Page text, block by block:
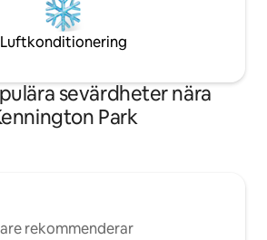
Luftkonditionering
sevärdheter nära
Park
rekommenderar